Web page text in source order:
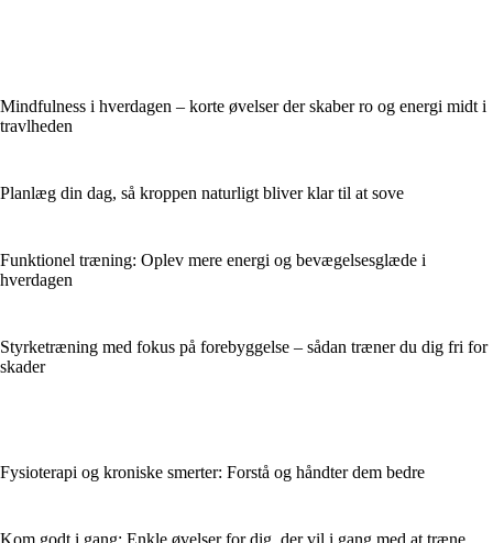
Mindfulness i hverdagen – korte øvelser der skaber ro og energi midt i
travlheden
Planlæg din dag, så kroppen naturligt bliver klar til at sove
Funktionel træning: Oplev mere energi og bevægelsesglæde i
hverdagen
Styrketræning med fokus på forebyggelse – sådan træner du dig fri for
skader
Fysioterapi og kroniske smerter: Forstå og håndter dem bedre
Kom godt i gang: Enkle øvelser for dig, der vil i gang med at træne